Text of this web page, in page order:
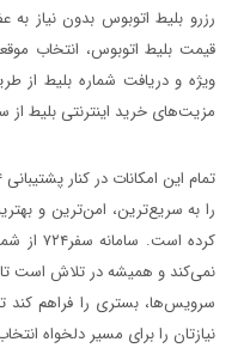
رزرو بلیط اتوبوس بدون نیاز
قیمت بلیط اتوبوس، انتخاب
ویژه و دریافت شماره‌ بلیط از
مزیت‌های خرید اینترنتی بلیط از سفر ۷۲۴
را به سریع‌ترین، امن‌ترین و
کرده
نمی‌کند و همیشه در تلاش است تا
سرویس‌ها، بستری را فراهم کند
نیازتان را برای مسیر دلخواه